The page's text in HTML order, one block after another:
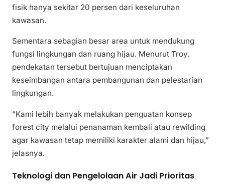
fisik hanya sekitar 20 persen dari keseluruhan
kawasan.
Sementara sebagian besar area untuk mendukung
fungsi lingkungan dan ruang hijau. Menurut Troy,
pendekatan tersebut bertujuan menciptakan
keseimbangan antara pembangunan dan pelestarian
lingkungan.
“Kami lebih banyak melakukan penguatan konsep
forest city melalui penanaman kembali atau rewilding
agar kawasan tetap memiliki karakter alami dan hijau,”
jelasnya.
Teknologi dan Pengelolaan Air Jadi Prioritas